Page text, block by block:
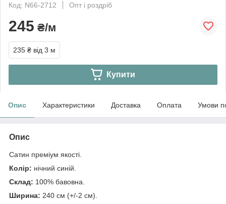
Код: N66-2712
Опт і роздріб
245 ₴/м
235 ₴ від 3 м
Купити
Опис Характеристики Доставка Оплата Умови
Опис
Сатин преміум якості.
Колір: нічний синій.
Склад: 100% бавовна.
Ширина: 240 см (+/-2 см).